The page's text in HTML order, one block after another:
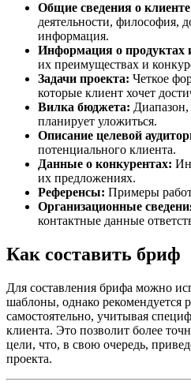
Общие сведения о
деятельности, философия,
информация.
Информация о
их преимуществах и
Задачи проекта: Четкое
которые клиент хочет
Вилка бюджета: Диапазон,
планирует уложиться.
Описание целевой
потенциального клиента.
Данные о конкурентах:
их предложениях.
Референсы: Примеры
Организационные
контактные данные
Как составить бриф
Для составления брифа можно
шаблоны, однако рекомендуется
самостоятельно, учитывая
клиента. Это позволит более
цели, что, в свою очередь,
проекта.